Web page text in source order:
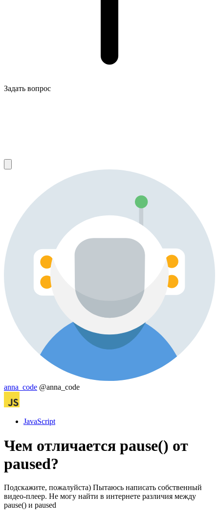
Задать вопрос
anna_code @anna_code
JavaScript
Чем отличается pause() от
paused?
Подскажите, пожалуйста) Пытаюсь написать собственный
видео-плеер. Не могу найти в интернете различия между
pause() и paused